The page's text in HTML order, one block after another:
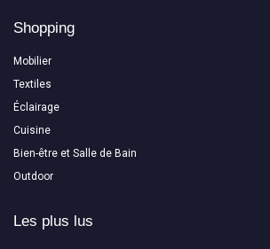
Shopping
Mobilier
Textiles
Éclairage
Cuisine
Bien-être et Salle de Bain
Outdoor
Les plus lus